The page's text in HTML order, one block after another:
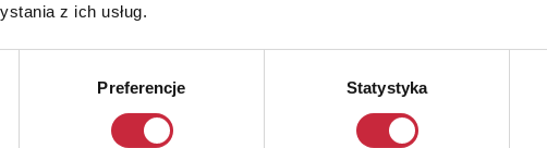
z ich usług.
Preferencje Statystyka